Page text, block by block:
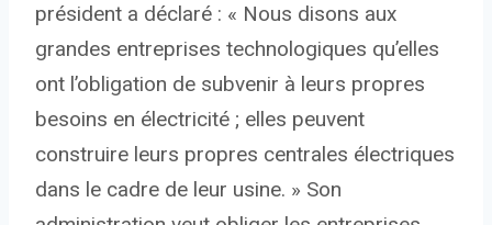
président a déclaré : « Nous disons aux
grandes entreprises technologiques qu’elles
ont l’obligation de subvenir à leurs propres
besoins en électricité ; elles peuvent
construire leurs propres centrales électriques
dans le cadre de leur usine. » Son